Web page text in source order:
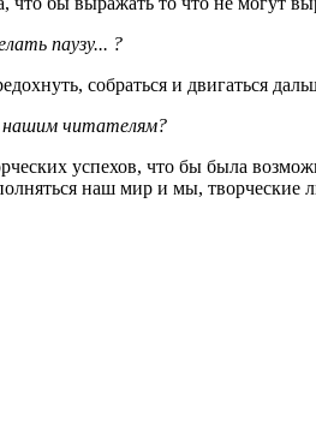
паузу... ?
собраться и двигаться
читателям?
успехов, что бы была
наш мир и мы, творческие